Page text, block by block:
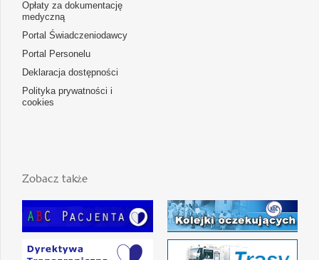
Opłaty za dokumentację
medyczną
Portal Świadczeniodawcy
Portal Personelu
Deklaracja dostępności
Polityka prywatności i
cookies
Zobacz także